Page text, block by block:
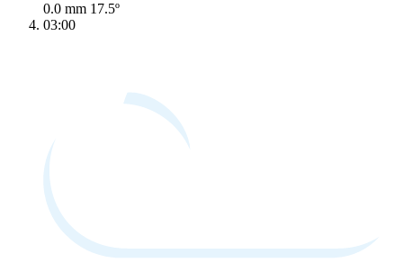
0.0 mm 17.5º
03:00